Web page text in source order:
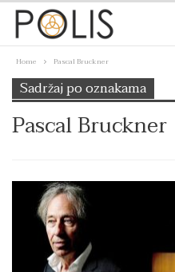
Home Pascal Bruckner
Sadržaj po oznakama
Pascal Bruckner